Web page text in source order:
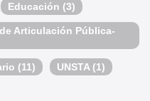
Educación (3)
Articulación Pública-
(11) UNSTA(1)